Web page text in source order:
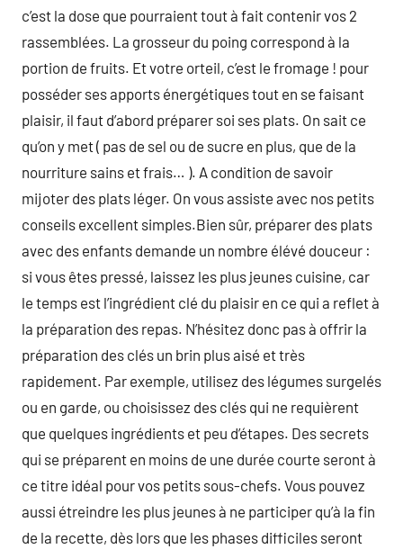
c’est la dose que pourraient tout à fait contenir vos 2
rassemblées. La grosseur du poing correspond à la
portion de fruits. Et votre orteil, c’est le fromage ! pour
posséder ses apports énergétiques tout en se faisant
plaisir, il faut d’abord préparer soi ses plats. On sait ce
qu’on y met ( pas de sel ou de sucre en plus, que de la
nourriture sains et frais… ). A condition de savoir
mijoter des plats léger. On vous assiste avec nos petits
conseils excellent simples.Bien sûr, préparer des plats
avec des enfants demande un nombre élévé douceur :
si vous êtes pressé, laissez les plus jeunes cuisine, car
le temps est l’ingrédient clé du plaisir en ce qui a reflet à
la préparation des repas. N’hésitez donc pas à offrir la
préparation des clés un brin plus aisé et très
rapidement. Par exemple, utilisez des légumes surgelés
ou en garde, ou choisissez des clés qui ne requièrent
que quelques ingrédients et peu d’étapes. Des secrets
qui se préparent en moins de une durée courte seront à
ce titre idéal pour vos petits sous-chefs. Vous pouvez
aussi étreindre les plus jeunes à ne participer qu’à la fin
de la recette, dès lors que les phases difficiles seront